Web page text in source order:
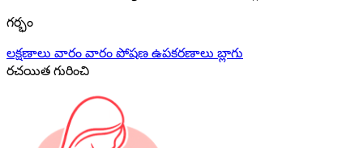
గర్భం
లక్షణాలు వారం వారం పోషణ ఉపకరణాలు బ్లాగు
రచయిత గురించి